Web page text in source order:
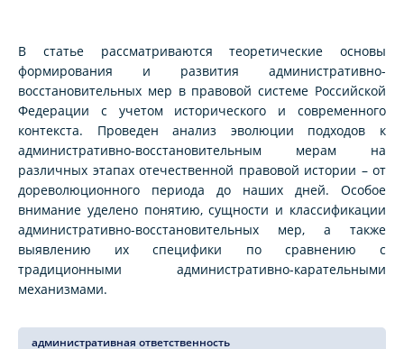
В статье рассматриваются теоретические основы
формирования и развития административно-
восстановительных мер в правовой системе Российской
Федерации с учетом исторического и современного
контекста. Проведен анализ эволюции подходов к
административно-восстановительным мерам на
различных этапах отечественной правовой истории – от
дореволюционного периода до наших дней. Особое
внимание уделено понятию, сущности и классификации
административно-восстановительных мер, а также
выявлению их специфики по сравнению с
традиционными административно-карательными
механизмами.
административная ответственность